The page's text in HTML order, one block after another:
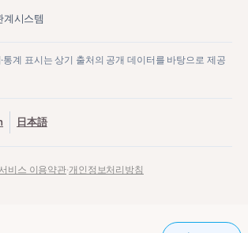
시스템
통계 표시는 상기 출처의 공개 데이터를 바탕으로 제공
日本語
서비스 이용약관·개인정보처리방침